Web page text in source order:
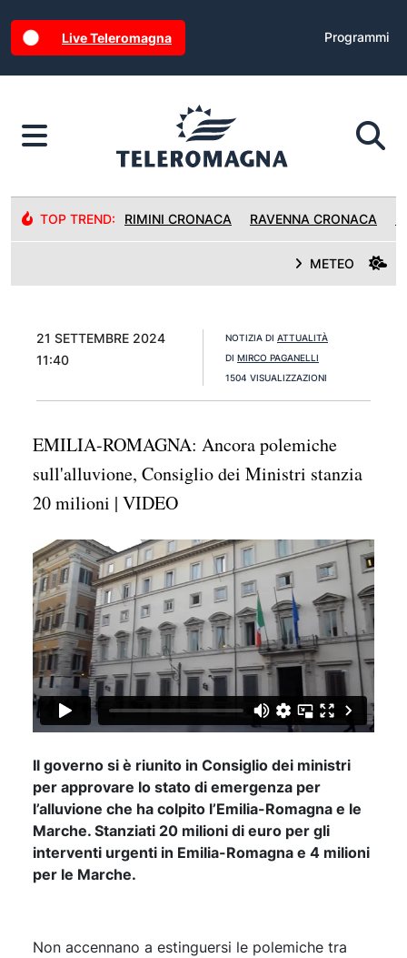
Live Teleromagna Programmi
TOP TREND: RIMINI CRONACA RAVENNA CRONACA
METEO
21 SETTEMBRE 2024
11:40
NOTIZIA DI ATTUALITÀ
DI MIRCO PAGANELLI
1504 VISUALIZZAZIONI
EMILIA-ROMAGNA: Ancora polemiche
sull'alluvione, Consiglio dei Ministri stanzia
20 milioni | VIDEO
Il governo si è riunito in Consiglio dei ministri
per approvare lo stato di emergenza per
l’alluvione che ha colpito l’Emilia-Romagna e le
Marche. Stanziati 20 milioni di euro per gli
interventi urgenti in Emilia-Romagna e 4 milioni
per le Marche.
Non accennano a estinguersi le polemiche tra